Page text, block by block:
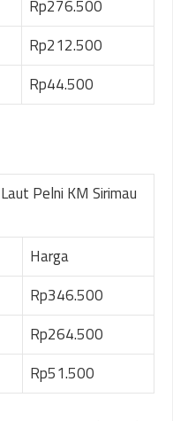
Rp276.500
Rp212.500
Rp44.500
Pelni KM Sirimau
Harga
Rp346.500
Rp264.500
Rp51.500